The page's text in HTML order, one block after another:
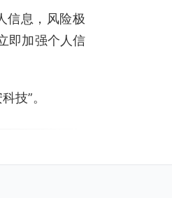
信息，风险极
即加强个人信
技”。